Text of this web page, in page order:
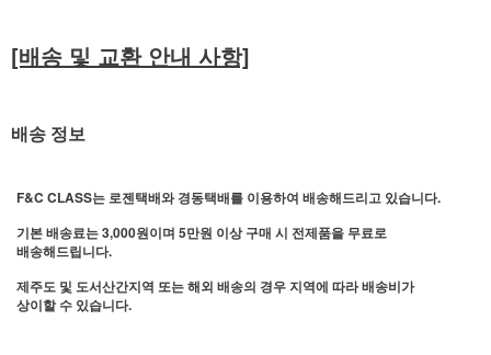
[배송 및 교환 안내 사항]
배송 정보
F&C CLASS는 로젠택배와 경동택배를 이용하여 배송해드리고 있습니다.
기본 배송료는 3,000원이며 5만원 이상 구매 시 전제품을 무료로
배송해드립니다.
제주도 및 도서산간지역 또는 해외 배송의 경우 지역에 따라 배송비가
상이할 수 있습니다.